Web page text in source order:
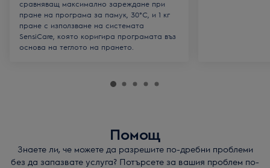
сравняващ максимално зареждане при
пране на програма за памук, 30°C, и 1 кг
пране с използване на системата
SensiCare, която коригира програмата въз
основа на теглото на прането.
Помощ
Знаете ли, че можете да разрешите по-дребни проблеми
без да запазвате услуга? Потърсете за вашия проблем по-